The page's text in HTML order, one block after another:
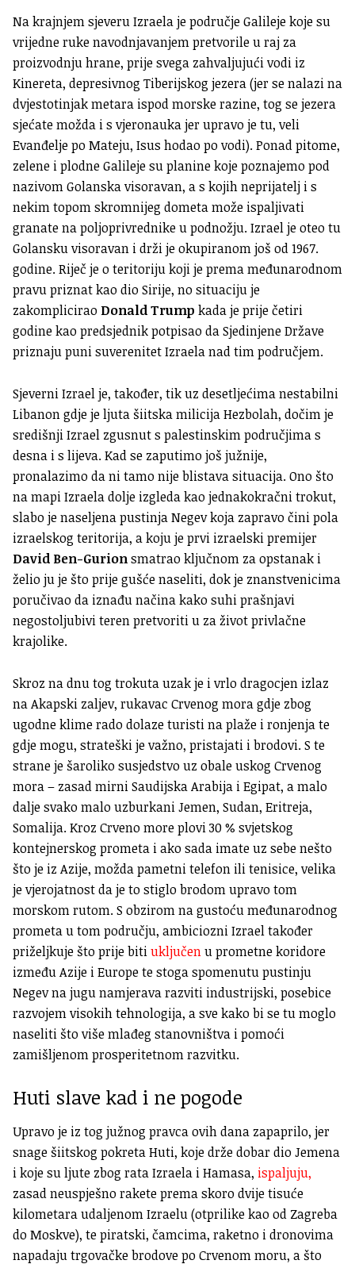
Na krajnjem sjeveru Izraela je područje Galileje koje su
vrijedne ruke navodnjavanjem pretvorile u raj za
proizvodnju hrane, prije svega zahvaljujući vodi iz
Kinereta, depresivnog Tiberijskog jezera (jer se nalazi na
dvjestotinjak metara ispod morske razine, tog se jezera
sjećate možda i s vjeronauka jer upravo je tu, veli
Evanđelje po Mateju, Isus hodao po vodi). Ponad pitome,
zelene i plodne Galileje su planine koje poznajemo pod
nazivom Golanska visoravan, a s kojih neprijatelj i s
nekim topom skromnijeg dometa može ispaljivati
granate na poljoprivrednike u podnožju. Izrael je oteo tu
Golansku visoravan i drži je okupiranom još od 1967.
godine. Riječ je o teritoriju koji je prema međunarodnom
pravu priznat kao dio Sirije, no situaciju je
zakomplicirao Donald Trump kada je prije četiri
godine kao predsjednik potpisao da Sjedinjene Države
priznaju puni suverenitet Izraela nad tim područjem.
Sjeverni Izrael je, također, tik uz desetljećima nestabilni
Libanon gdje je ljuta šiitska milicija Hezbolah, dočim je
središnji Izrael zgusnut s palestinskim područjima s
desna i s lijeva. Kad se zaputimo još južnije,
pronalazimo da ni tamo nije blistava situacija. Ono što
na mapi Izraela dolje izgleda kao jednakokračni trokut,
slabo je naseljena pustinja Negev koja zapravo čini pola
izraelskog teritorija, a koju je prvi izraelski premijer
David Ben-Gurionsmatrao ključnom za opstanak i
želio ju je što prije gušće naseliti, dok je znanstvenicima
poručivao da iznađu načina kako suhi prašnjavi
negostoljubivi teren pretvoriti u za život privlačne
krajolike.
Skroz na dnu tog trokuta uzak je i vrlo dragocjen izlaz
na Akapski zaljev, rukavac Crvenog mora gdje zbog
ugodne klime rado dolaze turisti na plaže i ronjenja te
gdje mogu, strateški je važno, pristajati i brodovi. S te
strane je šaroliko susjedstvo uz obale uskog Crvenog
mora – zasad mirni Saudijska Arabija i Egipat, a malo
dalje svako malo uzburkani Jemen, Sudan, Eritreja,
Somalija. Kroz Crveno more plovi 30 % svjetskog
kontejnerskog prometa i ako sada imate uz sebe nešto
što je iz Azije, možda pametni telefon ili tenisice, velika
je vjerojatnost da je to stiglo brodom upravo tom
morskom rutom. S obzirom na gustoću međunarodnog
prometa u tom području, ambiciozni Izrael također
priželjkuje što prije bitiuključenu prometne koridore
između Azije i Europe te stoga spomenutu pustinju
Negev na jugu namjerava razviti industrijski, posebice
razvojem visokih tehnologija, a sve kako bi se tu moglo
naseliti što više mlađeg stanovništva i pomoći
zamišljenom prosperitetnom razvitku.
Huti slave kad i ne pogode
Upravo je iz tog južnog pravca ovih dana zapaprilo, jer
snage šiitskog pokreta Huti, koje drže dobar dio Jemena
i koje su ljute zbog rata Izraela i Hamasa, ispaljuju,
zasad neuspješno rakete prema skoro dvije tisuće
kilometara udaljenom Izraelu (otprilike kao od Zagreba
do Moskve), te piratski, čamcima, raketno i dronovima
napadaju trgovačke brodove po Crvenom moru, a što